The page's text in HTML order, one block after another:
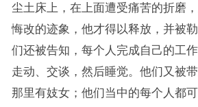
尘土床上，在上面遭受痛苦的折磨
悔改的迹象，他才得以释放，并被
们还被告知，每个人完成自己的工
走动、交谈，然后睡觉。他们又被
那里有妓女；他们当中的每个人都